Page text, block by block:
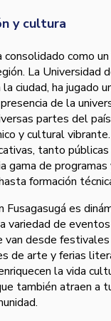
y cultura
consolidado como
La Universidad
ciudad, ha jugado
de la
partes del
y cultural
tanto públicas
gama de
formación
Fusagasugá es
variedad de
van desde festivales
de arte y ferias
la vida
también atraen a